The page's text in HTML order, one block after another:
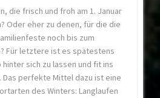
die frisch und froh am 1. Januar
Oder eher zu denen, für die die
noch bis zum
Für letztere ist es spätestens
sich zu lassen und fit ins
Das perfekte Mittel dazu ist eine
des Winters: Langlaufen